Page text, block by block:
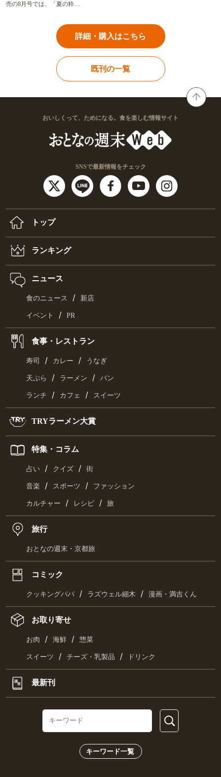
売の8月号では、「夏の粋…
詳細・購入はこちら
既刊の一覧
おいしくって、ためになる。食を楽しむ情報サイト
SNSで最新情報をチェック
トップ
ランキング
ニュース
食のニュース / 新店
イベント / PR
食事・レストラン
寿司 / カレー / うなぎ
天ぷら / ラーメン / パン
ランチ / カフェ / スイーツ
TRYラーメン大賞
特集・コラム
占い / クイズ / 街
音楽 / スポーツ / ファッション
カルチャー / レシピ / 旅
旅行
おとなの週末・京都旅
コミック
クッキングパパ / ラズウェル細木 / 漫画・満吉くん
お取り寄せ
お肉 / 海鮮 / 惣菜
スイーツ / チーズ・乳製品 / ドリンク
最新刊
キーワード一覧